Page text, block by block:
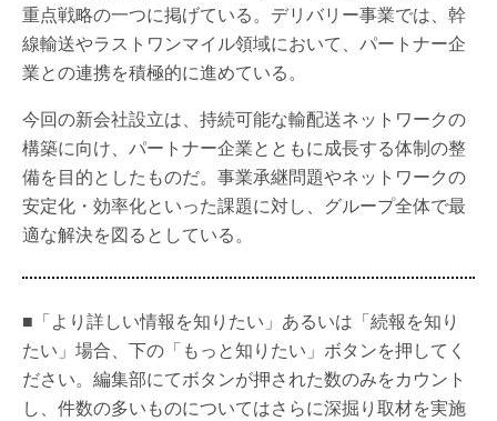
重点戦略の一つに掲げている。デリバリー事業では、幹
線輸送やラストワンマイル領域において、パートナー企
業との連携を積極的に進めている。
今回の新会社設立は、持続可能な輸配送ネットワークの
構築に向け、パートナー企業とともに成長する体制の整
備を目的としたものだ。事業承継問題やネットワークの
安定化・効率化といった課題に対し、グループ全体で最
適な解決を図るとしている。
■「より詳しい情報を知りたい」あるいは「続報を知り
たい」場合、下の「もっと知りたい」ボタンを押してく
ださい。編集部にてボタンが押された数のみをカウント
し、件数の多いものについてはさらに深掘り取材を実施